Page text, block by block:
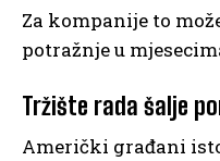
Za kompanije to
potražnje u
Tržište rada šalje
Američki građani